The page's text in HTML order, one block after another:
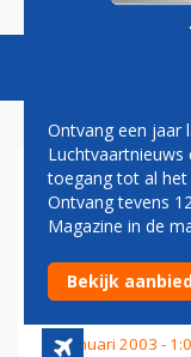
'NIEUWE
START
DUITSE
28 januari 2003 -
Ontvang een jaar
Luchtvaartnieuws
toegang tot al het
Ontvang tevens
Magazine in de
Bekijk